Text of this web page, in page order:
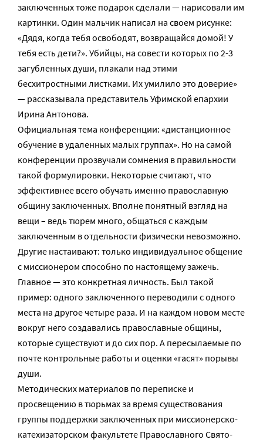
заключенных тоже подарок сделали — нарисовали им
картинки. Один мальчик написал на своем рисунке:
«Дядя, когда тебя освободят, возвращайся домой! У
тебя есть дети?». Убийцы, на совести которых по 2-3
загубленных души, плакали над этими
бесхитростными листками. Их умилило это доверие»
— рассказывала представитель Уфимской епархии
Ирина Антонова.
Официальная тема конференции: «дистанционное
обучение в удаленных малых группах». Но на самой
конференции прозвучали сомнения в правильности
такой формулировки. Некоторые считают, что
эффективнее всего обучать именно православную
общину заключенных. Вполне понятный взгляд на
вещи – ведь тюрем много, общаться с каждым
заключенным в отдельности физически невозможно.
Другие настаивают: только индивидуальное общение
с миссионером способно по настоящему зажечь.
Главное — это конкретная личность. Был такой
пример: одного заключенного переводили с одного
места на другое четыре раза. И на каждом новом месте
вокруг него создавались православные общины,
которые существуют и до сих пор. А пересылаемые по
почте контрольные работы и оценки «гасят» порывы
души.
Методических материалов по переписке и
просвещению в тюрьмах за время существования
группы поддержки заключенных при миссионерско-
катехизаторском факультете Православного Свято-